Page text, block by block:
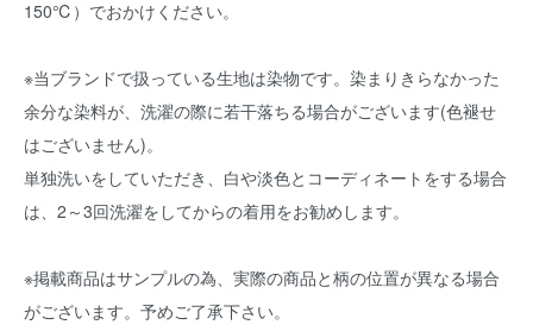
150℃）でおかけください。
※当ブランドで扱っている生地は染物です。染まりきらなかった
余分な染料が、洗濯の際に若干落ちる場合がございます(色褪せ
はございません)。
単独洗いをしていただき、白や淡色とコーディネートをする場合
は、2～3回洗濯をしてからの着用をお勧めします。
※掲載商品はサンプルの為、実際の商品と柄の位置が異なる場合
がございます。予めご了承下さい。